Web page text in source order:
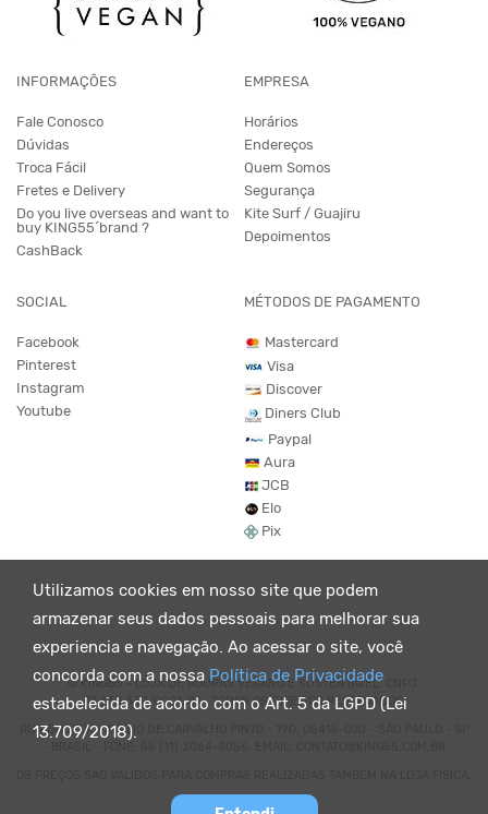
Utilizamos cookies em nosso site que podem
armazenar seus dados pessoais para melhorar sua
experiencia e navegação. Ao acessar o site, você
concorda com a nossa Política de Privacidade
estabelecida de acordo com o Art. 5 da LGPD (Lei
13.709/2018).
INFORMAÇÕES
Fale Conosco
Dúvidas
Troca Fácil
Fretes e Delivery
Do you live overseas and want to
buy KING55´brand ?
CashBack
EMPRESA
Horários
Endereços
Quem Somos
Segurança
Kite Surf / Guajiru
Depoimentos
SOCIAL
Facebook
Pinterest
Instagram
Youtube
MÉTODOS DE PAGAMENTO
Mastercard
Visa
Discover
Diners Club
Paypal
Aura
JCB
Elo
Pix
© KING55 - LOJA DE ROUPAS VEGANO E SUSTENTÁVEL. CNPJ:
07.438.330/0001-02 . TODOS OS DIREITOS RESERVADOS.
RUA DOUTOR VIRGÍLIO DE CARVALHO PINTO - 190, 05415-020 - SÃO PAULO - SP